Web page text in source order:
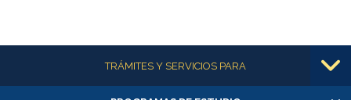
Más informaciónTRÁMITES Y SERVICIOS PARA